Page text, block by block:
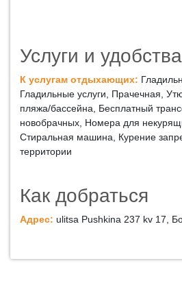
Услуги и удобства
К услугам отдыхающих:
Гладильные услуги, Прачечная,
пляжа/бассейна, Бесплатный
новобрачных, Номера для
Стиральная машина, Курение
территории
Как добраться
Адрес: ulitsa Pushkina 237 kv 17,